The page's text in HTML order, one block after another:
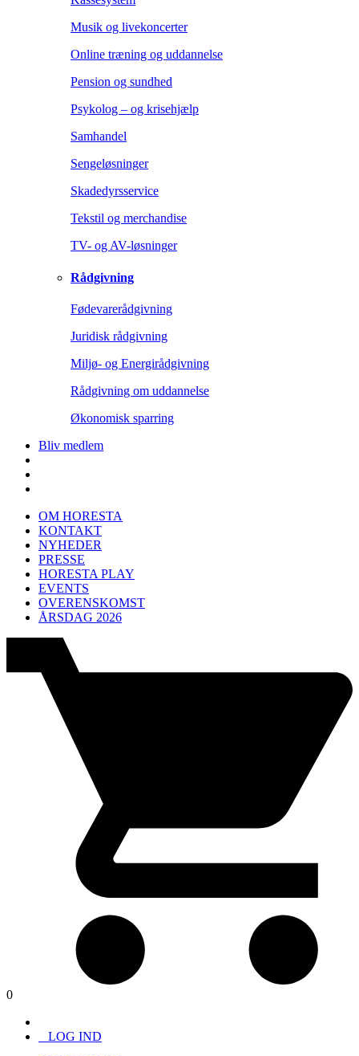
Musik og livekoncerter
Online træning og uddannelse
Pension og sundhed
Psykolog – og krisehjælp
Samhandel
Sengeløsninger
Skadedyrsservice
Tekstil og merchandise
TV- og AV-løsninger
Rådgivning
Fødevarerådgivning
Juridisk rådgivning
Miljø- og Energirådgivning
Rådgivning om uddannelse
Økonomisk sparring
Bliv medlem
OM HORESTA
KONTAKT
NYHEDER
PRESSE
HORESTA PLAY
EVENTS
OVERENSKOMST
ÅRSDAG 2026
0
LOG IND